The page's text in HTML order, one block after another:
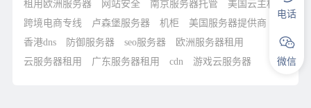
租用欧洲服务器
网站安全 南京服务器托管
美国云主机
跨境电商专线
卢森堡服务器 机柜
美国服务器提供商
香港dns
防御服务器 seo服务器
欧洲服务器租用
云服务器租用
广东服务器租用 cdn 游戏云服务器
电话
微信